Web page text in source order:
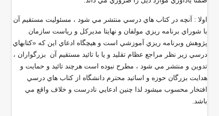
اولا : آنچه در كتاب هاي درسي منتشر مي شود ، مسئوليت مستقيم آن
با شوراي برنامه ريزي مولفان و نهايتا مديركل و رياست سازمان
پژوهش وبرنامه ريزي آموزشي است و هيچگاه ادعاي اين كه «كتابهاي
درسي زير نظر مراجع عظام تقليد و يا با تائيد مستقيم آن بزرگواران ،
تدوين و منتشر مي شود ، مطرح نبوده است هرچند تائيد و حمايت و
هدايت بزرگان حوزه و اساتيد محترم دانشگاه از كتاب هاي درسي
افتخار محسوب ميشود لذا چنين ادعايي نادرست و خلاف واقع مي
باشد